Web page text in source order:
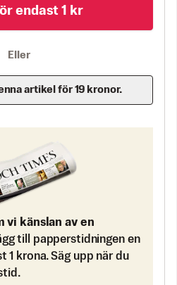
endast 1 kr
Eller
artikel för 19 kronor.
vi känslan av en
till papperstidningen en
1 krona. Säg upp när du